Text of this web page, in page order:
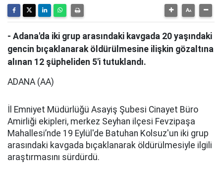
- Adana'da iki grup arasındaki kavgada 20 yaşındaki
gencin bıçaklanarak öldürülmesine ilişkin gözaltına
alınan 12 şüpheliden 5'i tutuklandı.
ADANA (AA)
İl Emniyet Müdürlüğü Asayiş Şubesi Cinayet Büro
Amirliği ekipleri, merkez Seyhan ilçesi Fevzipaşa
Mahallesi’nde 19 Eylül'de Batuhan Kolsuz'un iki grup
arasındaki kavgada bıçaklanarak öldürülmesiyle ilgili
araştırmasını sürdürdü.